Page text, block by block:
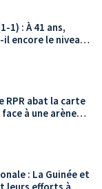
1) : À 41 ans,
encore le niveau
RPR abat la carte
à une arène
: La Guinée et